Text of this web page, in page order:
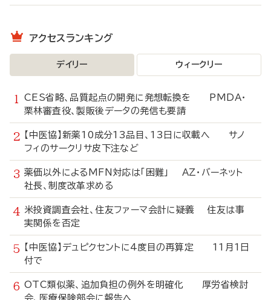
アクセスランキング
デイリー ウィークリー
CES省略、品質起点の開発に発想転換を PMDA・
栗林審査役、製販後データの発信も要請
【中医協】新薬10成分13品目、13日に収載へ サノ
フィのサークリサ皮下注など
薬価以外によるMFN対応は「困難」 AZ・バーネット
社長、制度改革求める
米投資調査会社、住友ファーマ会計に疑義 住友は事
実関係を否定
【中医協】デュピクセントに4度目の再算定 11月1日
付で
OTC類似薬、追加負担の例外を明確化 厚労省検討
会、医療保険部会に報告へ